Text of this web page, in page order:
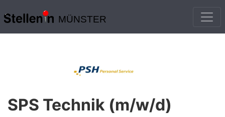
MÜNSTER
SPS Technik (m/w/d)